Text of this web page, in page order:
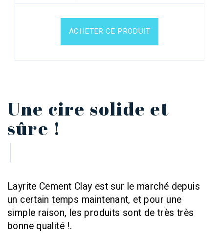
ACHETER CE PRODUIT
Une cire solide et
sûre !
Layrite Cement Clay est sur le marché depuis
un certain temps maintenant, et pour une
simple raison, les produits sont de très très
bonne qualité !.